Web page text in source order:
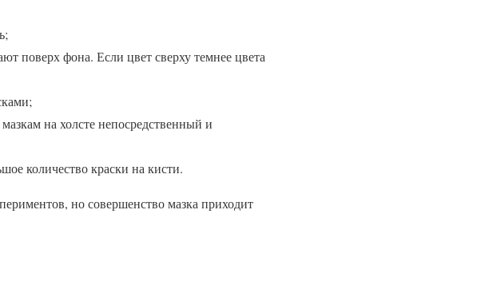
поверх фона. Если цвет сверху темнее цвета
на холсте непосредственный и
количество краски на кисти.
но совершенство мазка приходит